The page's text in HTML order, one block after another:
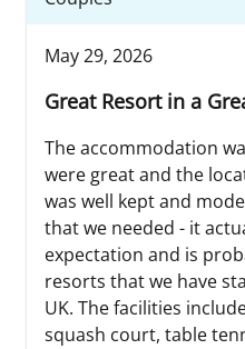
May 29, 2026
Great Resort in a
The accommodation
were great and the
was well kept and
that we needed - it
expectation and is
resorts that we have
UK. The facilities
squash court, table